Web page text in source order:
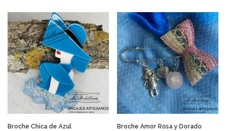
Broche Chica de Azul Broche Amor Rosa y Dorado